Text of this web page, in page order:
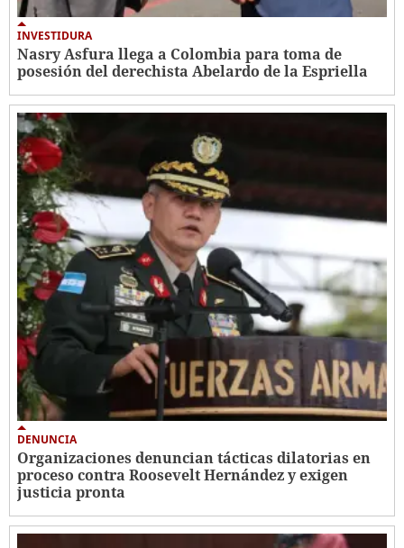
INVESTIDURA
Nasry Asfura llega a Colombia para toma de
posesión del derechista Abelardo de la Espriella
DENUNCIA
Organizaciones denuncian tácticas dilatorias en
proceso contra Roosevelt Hernández y exigen
justicia pronta